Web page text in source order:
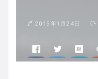
2015年1月24日